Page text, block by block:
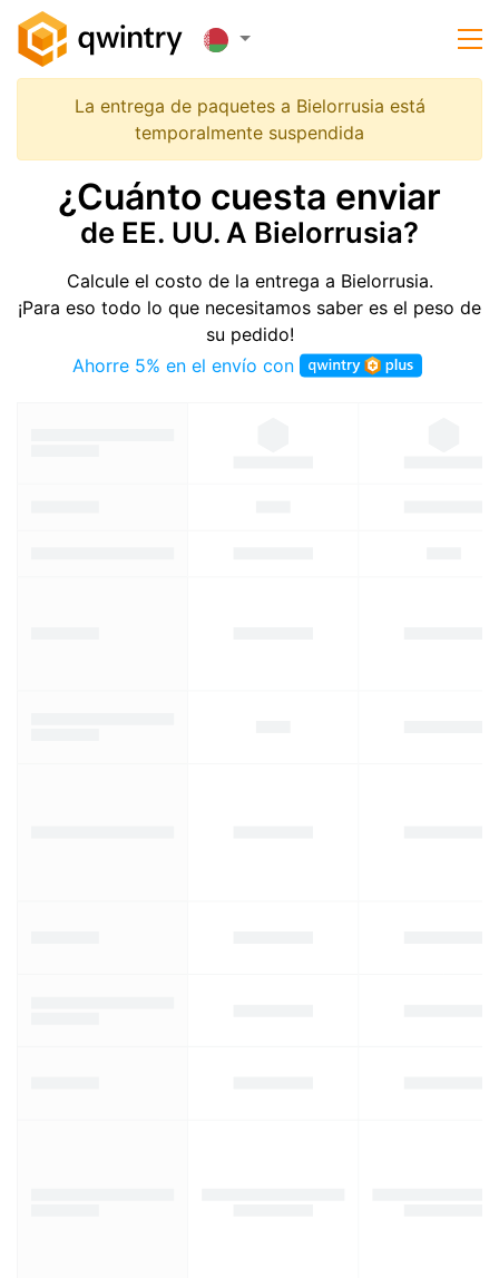
La entrega de paquetes a Bielorrusia está
temporalmente suspendida
¿Cuánto cuesta enviar
de EE. UU. A Bielorrusia?
Calcule el costo de la entrega a Bielorrusia.
¡Para eso todo lo que necesitamos saber es el peso de
su pedido!
Ahorre 5% en el envío con